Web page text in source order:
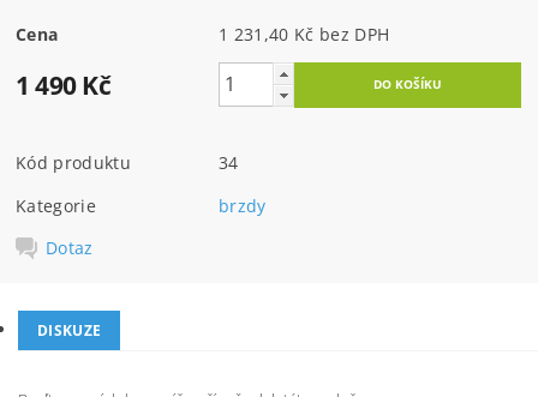
Cena 1 231,40 Kč bez DPH
1 490 Kč
Kód produktu
34
Kategorie
brzdy
Dotaz
DISKUZE